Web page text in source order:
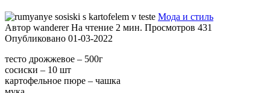
Мода и стиль
Автор wanderer На чтение 2 мин. Просмотров 431
Опубликовано 01-03-2022
тесто дрожжевое – 500г
сосиски – 10 шт
картофельное пюре – чашка